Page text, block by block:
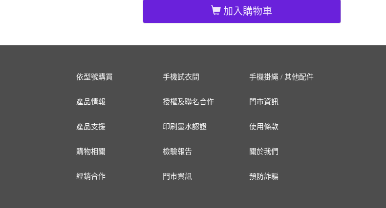
加入購物車
依型號購買 手機試衣間 手機掛繩 / 其他配件
產品情報 授權及聯名合作 門市資訊
產品支援 印刷墨水認證 使用條款
購物相關 檢驗報告 關於我們
經銷合作 門市資訊 預防詐騙